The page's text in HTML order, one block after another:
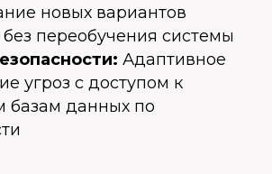
новых вариантов
переобучения системы
Адаптивное
угроз с доступом к
базам данных по